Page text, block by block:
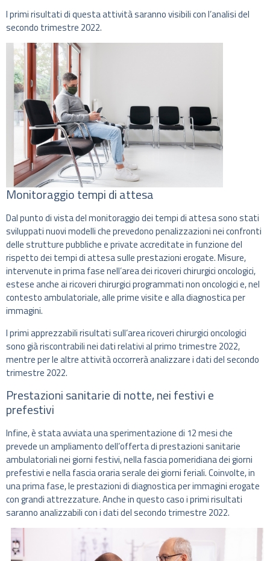
I primi risultati di questa attività saranno visibili con l’analisi del
secondo trimestre 2022.
Monitoraggio tempi di attesa
Dal punto di vista del monitoraggio dei tempi di attesa sono stati
sviluppati nuovi modelli che prevedono penalizzazioni nei confronti
delle strutture pubbliche e private accreditate in funzione del
rispetto dei tempi di attesa sulle prestazioni erogate. Misure,
intervenute in prima fase nell’area dei ricoveri chirurgici oncologici,
estese anche ai ricoveri chirurgici programmati non oncologici e, nel
contesto ambulatoriale, alle prime visite e alla diagnostica per
immagini.
I primi apprezzabili risultati sull’area ricoveri chirurgici oncologici
sono già riscontrabili nei dati relativi al primo trimestre 2022,
mentre per le altre attività occorrerà analizzare i dati del secondo
trimestre 2022.
Prestazioni sanitarie di notte, nei festivi e
prefestivi
Infine, è stata avviata una sperimentazione di 12 mesi che
prevede un ampliamento dell’offerta di prestazioni sanitarie
ambulatoriali nei giorni festivi, nella fascia pomeridiana dei giorni
prefestivi e nella fascia oraria serale dei giorni feriali. Coinvolte, in
una prima fase, le prestazioni di diagnostica per immagini erogate
con grandi attrezzature. Anche in questo caso i primi risultati
saranno analizzabili con i dati del secondo trimestre 2022.